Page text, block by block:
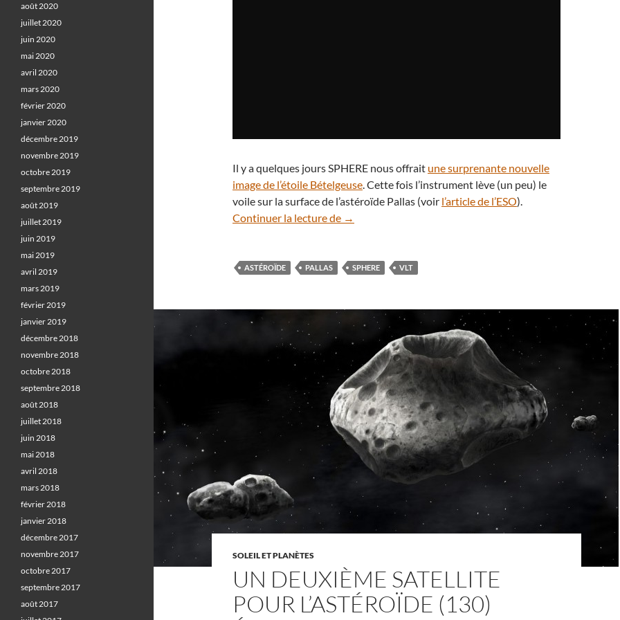
Il y a quelques jours SPHERE nous offrait une surprenante nouvelle
image de l’étoile Bételgeuse. Cette fois l’instrument lève (un peu) le
voile sur la surface de l’astéroïde Pallas (voir l’article de l’ESO).
Continuer la lecture de L’instrument SPHERE dévoile la surface de l’astéroïde
→
ASTÉROÏDE PALLAS SPHERE VLT
SOLEIL ET PLANÈTES
UN DEUXIÈME SATELLITE
POUR L’ASTÉROÏDE (130)
août 2020
juillet 2020
juin 2020
mai 2020
avril 2020
mars 2020
février 2020
janvier 2020
décembre 2019
novembre 2019
octobre 2019
septembre 2019
août 2019
juillet 2019
juin 2019
mai 2019
avril 2019
mars 2019
février 2019
janvier 2019
décembre 2018
novembre 2018
octobre 2018
septembre 2018
août 2018
juillet 2018
juin 2018
mai 2018
avril 2018
mars 2018
février 2018
janvier 2018
décembre 2017
novembre 2017
octobre 2017
septembre 2017
août 2017